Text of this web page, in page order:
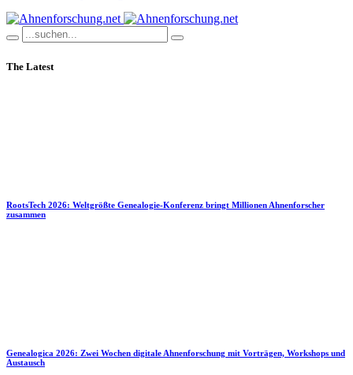
The Latest
RootsTech 2026: Weltgrößte Genealogie-Konferenz bringt Millionen Ahnenforscher
zusammen
Genealogica 2026: Zwei Wochen digitale Ahnenforschung mit Vorträgen, Workshops und
Austausch